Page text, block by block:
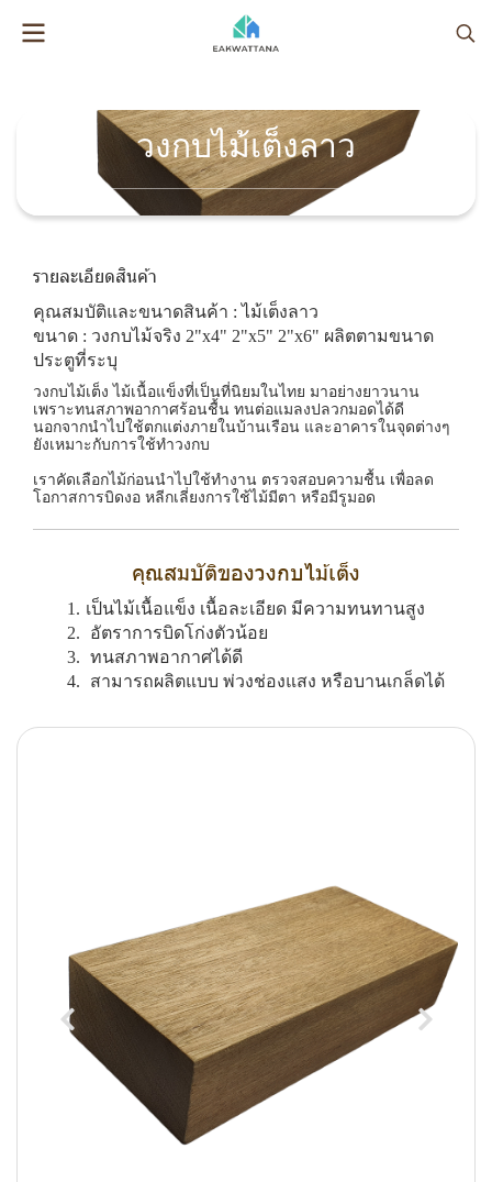
วงกบไม้เต็งลาว
รายละเอียดสินค้า
คุณสมบัติและขนาดสินค้า : ไม้เต็งลาว
ขนาด : วงกบไม้จริง 2"x4" 2"x5" 2"x6" ผลิตตามขนาด
ประตูที่ระบุ
วงกบไม้เต็ง ไม้เนื้อแข็งที่เป็นที่นิยมในไทย มาอย่างยาวนาน
เพราะทนสภาพอากาศร้อนชื้น ทนต่อแมลงปลวกมอดได้ดี
นอกจากนำไปใช้ตกแต่งภายในบ้านเรือน และอาคารในจุดต่างๆ
ยังเหมาะกับการใช้ทำวงกบ
เราคัดเลือกไม้ก่อนนำไปใช้ทำงาน ตรวจสอบความชื้น เพื่อลด
โอกาสการบิดงอ หลีกเลี่ยงการใช้ไม้มีตา หรือมีรูมอด
คุณสมบัติของวงกบไม้เต็ง
เป็นไม้เนื้อแข็ง เนื้อละเอียด มีความทนทานสูง
อัตราการบิดโก่งตัวน้อย
ทนสภาพอากาศได้ดี
สามารถผลิตแบบ พ่วงช่องแสง หรือบานเกล็ดได้